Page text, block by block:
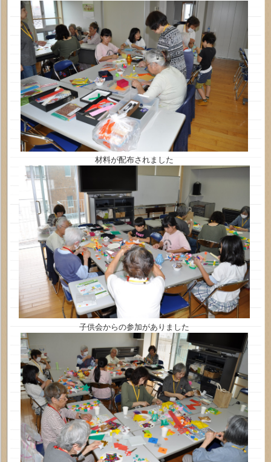
材料が配布されました
子供会からの参加がありました